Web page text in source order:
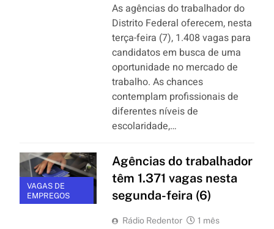
As agências do trabalhador do
Distrito Federal oferecem, nesta
terça-feira (7), 1.408 vagas para
candidatos em busca de uma
oportunidade no mercado de
trabalho. As chances
contemplam profissionais de
diferentes níveis de
escolaridade,…
VAGAS DE
EMPREGOS
Agências do trabalhador
têm 1.371 vagas nesta
segunda-feira (6)
Rádio Redentor
1 mês